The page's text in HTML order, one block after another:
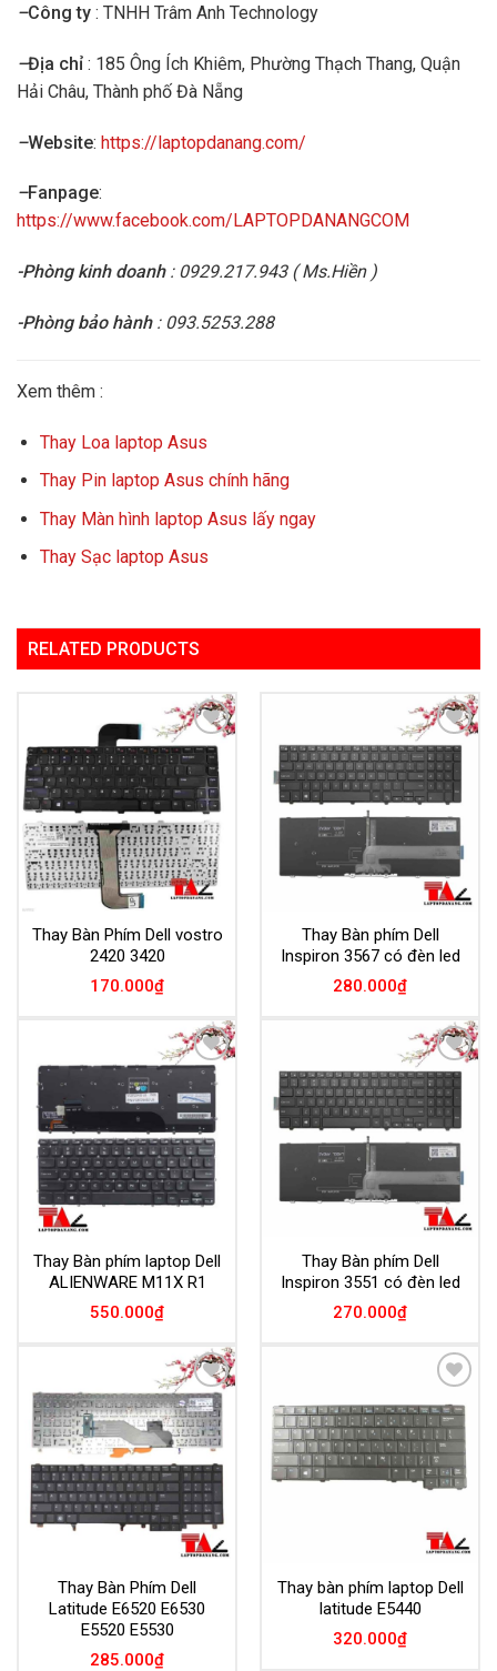
–Công ty : TNHH Trâm Anh Technology
–Địa chỉ : 185 Ông Ích Khiêm, Phường Thạch Thang, Quận
Hải Châu, Thành phố Đà Nẵng
–Website: https://laptopdanang.com/
–Fanpage:
https://www.facebook.com/LAPTOPDANANGCOM
-Phòng kinh doanh: 0929.217.943 ( Ms.Hiền )
-Phòng bảo hành: 093.5253.288
Xem thêm :
Thay Loa laptop Asus
Thay Pin laptop Asus chính hãng
Thay Màn hình laptop Asus lấy ngay
Thay Sạc laptop Asus
RELATED PRODUCTS
Add to
Wishlist
Thay Bàn Phím Dell vostro
2420 3420
170.000₫
Add to
Wishlist
Thay Bàn phím Dell
Inspiron 3567 có đèn led
280.000₫
Add to
Wishlist
Thay Bàn phím laptop Dell
ALIENWARE M11X R1
550.000₫
Add to
Wishlist
Thay Bàn phím Dell
Inspiron 3551 có đèn led
270.000₫
Add to
Wishlist
Thay Bàn Phím Dell
Latitude E6520 E6530
E5520 E5530
285.000₫
Add to
Wishlist
Thay bàn phím laptop Dell
latitude E5440
320.000₫